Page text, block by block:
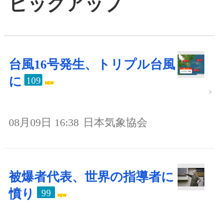
台風16号発生、トリプル台風
に 109
08月09日 16:38 日本気象協会
被爆者代表、世界の指導者に
憤り
99